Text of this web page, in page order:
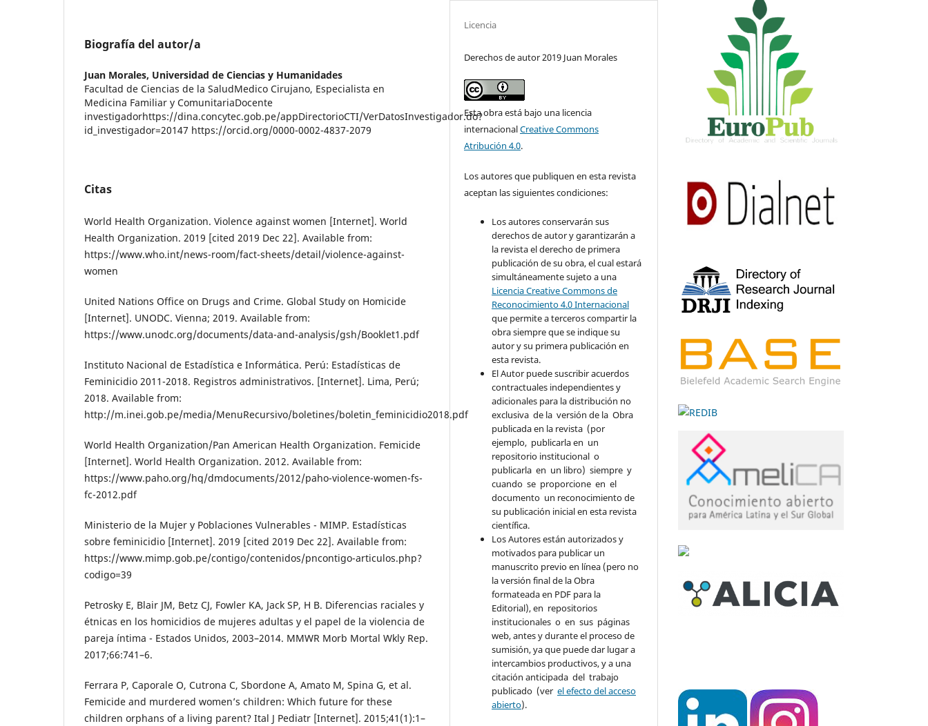
Biografía del autor/a
Juan Morales, Universidad de Ciencias y Humanidades
Facultad de Ciencias de la SaludMedico Cirujano, Especialista en
Medicina Familiar y ComunitariaDocente
investigadorhttps://dina.concytec.gob.pe/appDirectorioCTI/VerDatosInvestigador.do?
id_investigador=20147 https://orcid.org/0000-0002-4837-2079
Citas
World Health Organization. Violence against women [Internet]. World
Health Organization. 2019 [cited 2019 Dec 22]. Available from:
https://www.who.int/news-room/fact-sheets/detail/violence-against-
women
United Nations Office on Drugs and Crime. Global Study on Homicide
[Internet]. UNODC. Vienna; 2019. Available from:
https://www.unodc.org/documents/data-and-analysis/gsh/Booklet1.pdf
Instituto Nacional de Estadística e Informática. Perú: Estadísticas de
Feminicidio 2011-2018. Registros administrativos. [Internet]. Lima, Perú;
2018. Available from:
http://m.inei.gob.pe/media/MenuRecursivo/boletines/boletin_feminicidio2018.pdf
World Health Organization/Pan American Health Organization. Femicide
[Internet]. World Health Organization. 2012. Available from:
https://www.paho.org/hq/dmdocuments/2012/paho-violence-women-fs-
fc-2012.pdf
Ministerio de la Mujer y Poblaciones Vulnerables - MIMP. Estadísticas
sobre feminicidio [Internet]. 2019 [cited 2019 Dec 22]. Available from:
https://www.mimp.gob.pe/contigo/contenidos/pncontigo-articulos.php?
codigo=39
Petrosky E, Blair JM, Betz CJ, Fowler KA, Jack SP, H B. Diferencias raciales y
étnicas en los homicidios de mujeres adultas y el papel de la violencia de
pareja íntima - Estados Unidos, 2003–2014. MMWR Morb Mortal Wkly Rep.
2017;66:741–6.
Ferrara P, Caporale O, Cutrona C, Sbordone A, Amato M, Spina G, et al.
Femicide and murdered women’s children: Which future for these
children orphans of a living parent? Ital J Pediatr [Internet]. 2015;41(1):1–
Licencia
Derechos de autor 2019 Juan Morales
Esta obra está bajo una licencia
internacionalCreative Commons
Atribución 4.0.
Los autores que publiquen en esta revista
aceptan las siguientes condiciones:
Los autores conservarán sus
derechos de autor y garantizarán a
la revista el derecho de primera
publicación de su obra, el cual estará
simultáneamente sujeto a una
Licencia Creative Commons de
Reconocimiento 4.0 Internacional
que permite a terceros compartir la
obra siempre que se indique su
autor y su primera publicación en
esta revista.
El Autor puede suscribir acuerdos
contractuales independientes y
adicionales para la distribución no
exclusiva de la versión de la Obra
publicada en la revista (por
ejemplo, publicarla en un
repositorio institucional o
publicarla en un libro) siempre y
cuando se proporcione en el
documento un reconocimiento de
su publicación inicial en esta revista
científica.
Los Autores están autorizados y
motivados para publicar un
manuscrito previo en línea (pero no
la versión final de la Obra
formateada en PDF para la
Editorial), en repositorios
institucionales o en sus páginas
web, antes y durante el proceso de
sumisión, ya que puede dar lugar a
intercambios productivos, y a una
citación anticipada del trabajo
publicado (verel efecto del acceso
abierto).